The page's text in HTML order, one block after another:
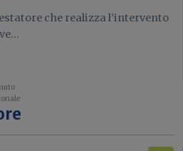
che realizza l’intervento